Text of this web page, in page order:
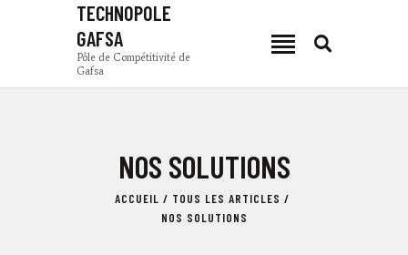
TECHNOPOLE
GAFSA
Pôle de Compétitivité de
Gafsa
NOS SOLUTIONS
ACCUEIL
TOUS LES ARTICLES
NOS SOLUTIONS
TECHNOPOLE GAFSA
ACTUALITÉS
INVESTIR À GAFSA